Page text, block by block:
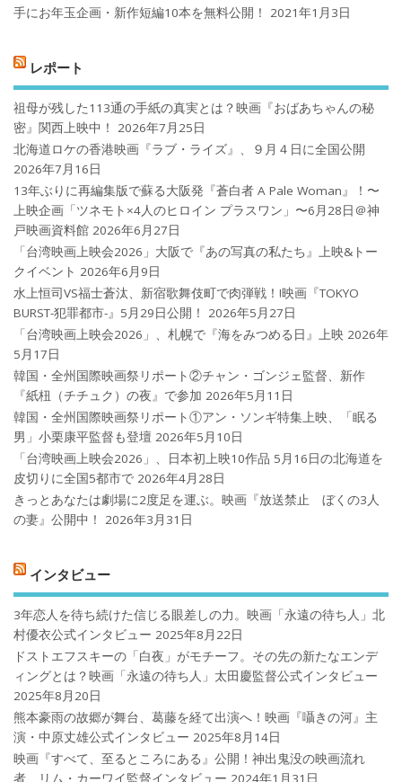
手にお年玉企画・新作短編10本を無料公開！
2021年1月3日
レポート
祖母が残した113通の手紙の真実とは？映画『おばあちゃんの秘
密』関西上映中！
2026年7月25日
北海道ロケの香港映画『ラブ・ライズ』、９月４日に全国公開
2026年7月16日
13年ぶりに再編集版で蘇る大阪発『蒼白者 A Pale Woman』！〜
上映企画「ツネモト×4人のヒロイン プラスワン」〜6月28日＠神
戸映画資料館 2026年6月27日
「台湾映画上映会2026」大阪で『あの写真の私たち』上映&トー
クイベント 2026年6月9日
水上恒司VS福士蒼汰、新宿歌舞伎町で肉弾戦！!映画『TOKYO
BURST-犯罪都市-』5月29日公開！
2026年5月27日
「台湾映画上映会2026」、札幌で『海をみつめる日』上映 2026年
5月17日
韓国・全州国際映画祭リポート②チャン・ゴンジェ監督、新作
『紙杻（チチュク）の夜』で参加 2026年5月11日
韓国・全州国際映画祭リポート①アン・ソンギ特集上映、「眠る
男」小栗康平監督も登壇 2026年5月10日
「台湾映画上映会2026」、日本初上映10作品 5月16日の北海道を
皮切りに全国5都市で 2026年4月28日
きっとあなたは劇場に2度足を運ぶ。映画『放送禁止 ぼくの3人
の妻』公開中！
2026年3月31日
インタビュー
3年恋人を待ち続けた信じる眼差しの力。映画「永遠の待ち人」北
村優衣公式インタビュー 2025年8月22日
ドストエフスキーの「白夜」がモチーフ。その先の新たなエンデ
ィングとは？映画「永遠の待ち人」太田慶監督公式インタビュー
2025年8月20日
熊本豪雨の故郷が舞台、葛藤を経て出演へ！映画『囁きの河』主
演・中原丈雄公式インタビュー 2025年8月14日
映画『すべて、至るところにある』公開！神出鬼没の映画流れ
者、リム・カーワイ監督インタビュー 2024年1月31日